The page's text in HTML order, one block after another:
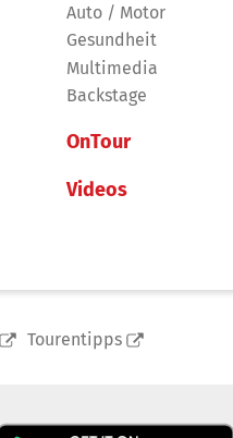
Auto / Motor
Gesundheit
Multimedia
Backstage
OnTour
Videos
Tourentipps